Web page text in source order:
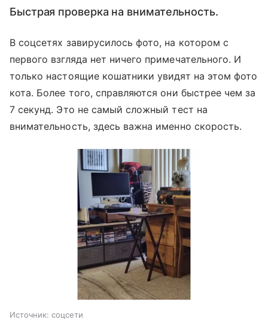
Быстрая проверка на внимательность.
В соцсетях завирусилось фото, на котором с
первого взгляда нет ничего примечательного. И
только настоящие кошатники увидят на этом фото
кота. Более того, справляются они быстрее чем за
7 секунд. Это не самый сложный тест на
внимательность, здесь важна именно скорость.
Источник: соцсети